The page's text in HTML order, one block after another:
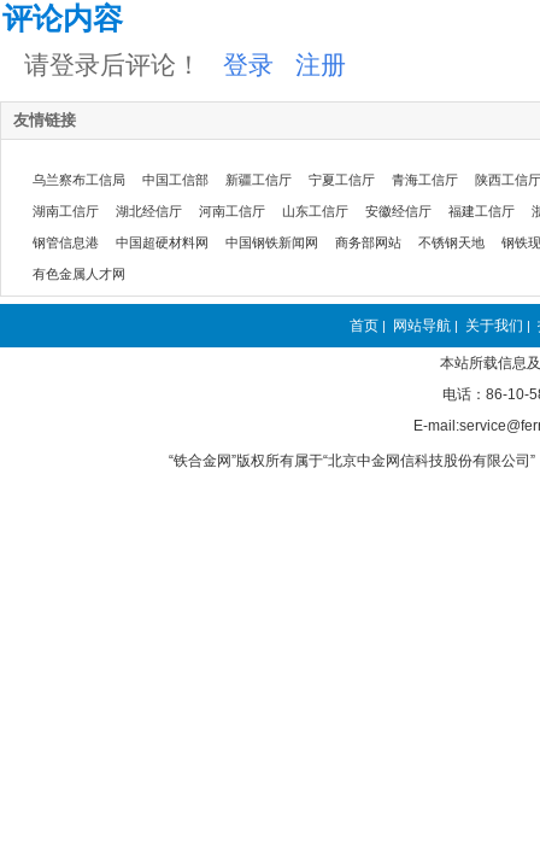
评论内容
请登录后评论！ 登录 注册
友情链接
乌兰察布工信局 中国工信部 新疆工信厅 宁夏工信厅 青海工信厅 陕西工信厅
湖南工信厅 湖北经信厅 河南工信厅 山东工信厅 安徽经信厅 福建工信厅
钢管信息港 中国超硬材料网 中国钢铁新闻网 商务部网站 不锈钢天地 钢铁
有色金属人才网
首页 | 网站导航 | 关于我们 |
本站所载信息
电话：86-10-
E-
“铁合金网”版权所有属于“北京中金网信科技股份有限公司